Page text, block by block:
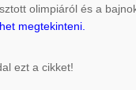
olimpiáról és a
megtekinteni.
ezt a cikket!